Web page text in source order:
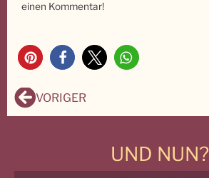
einen Kommentar!
10
Zurück
VORIGER
UND NUN?